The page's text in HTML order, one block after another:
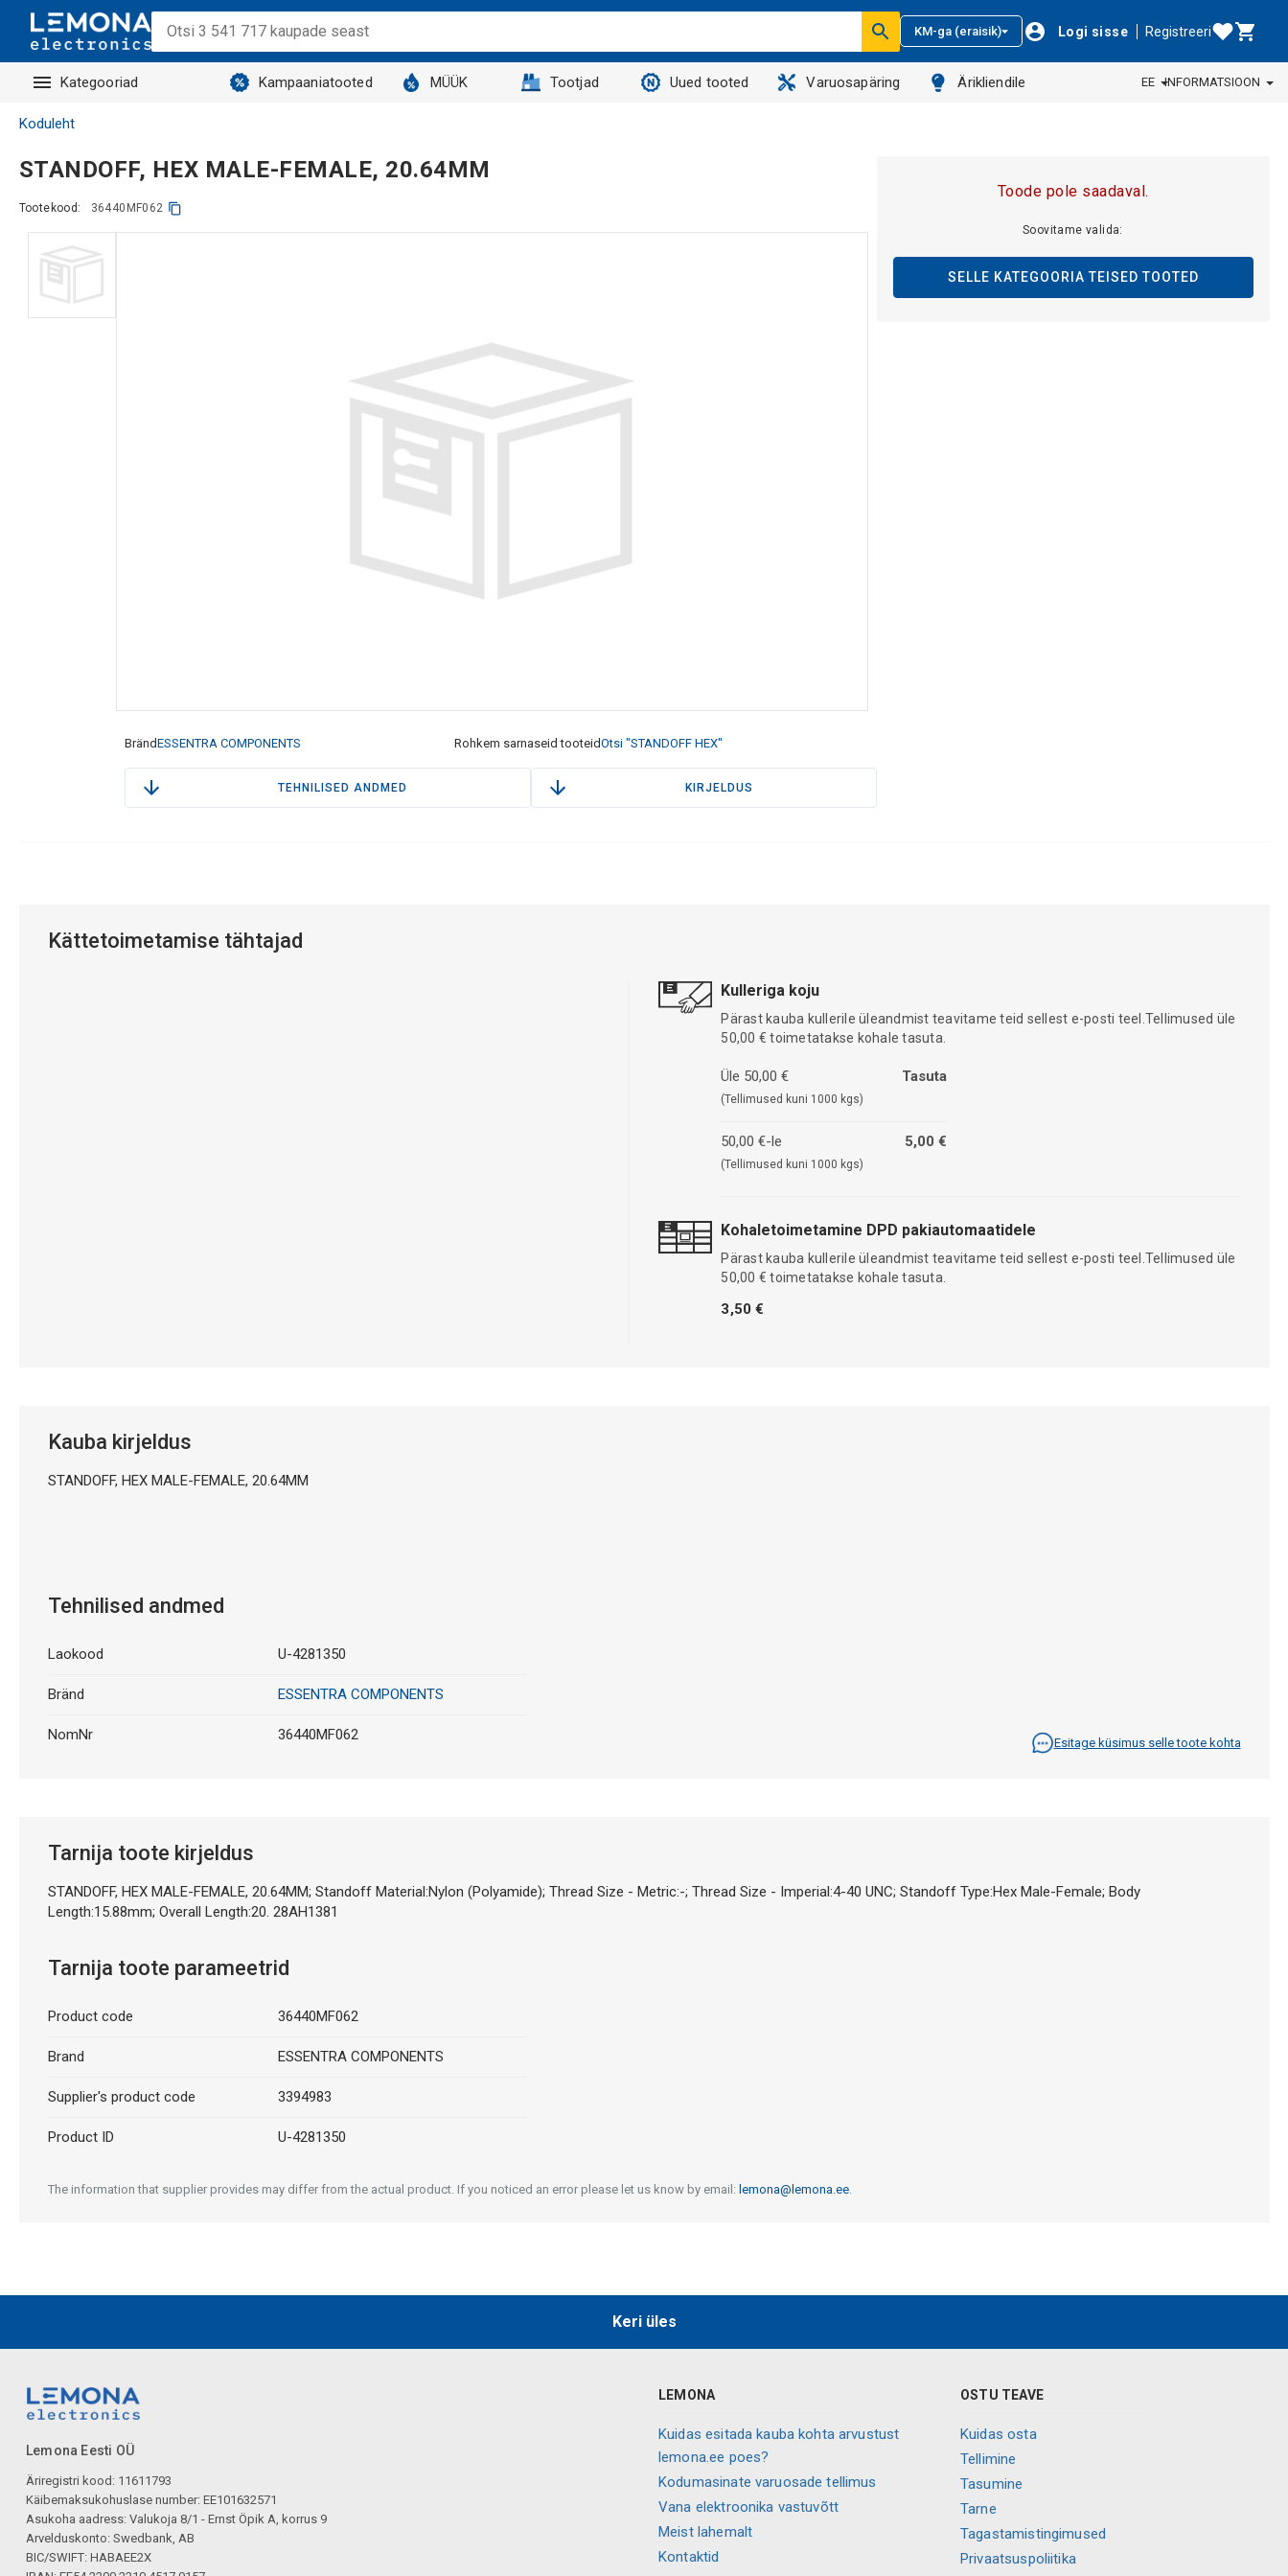
KM-ga (eraisik) Logi sisse Registreeri
Kategooriad Kampaaniatooted MÜÜK Tootjad Uued tooted Varuosapäring Ärikliendile EE INFORMATSIOON
Koduleht
STANDOFF, HEX MALE-FEMALE, 20.64MM
Tootekood: 36440MF062
BrändESSENTRA COMPONENTS Rohkem sarnaseid tooteidOtsi "STANDOFF HEX"
TEHNILISED ANDMED KIRJELDUS
Toode pole saadaval.
Soovitame valida:
SELLE KATEGOORIA TEISED TOOTED
Kättetoimetamise tähtajad
Kulleriga koju
Pärast kauba kullerile üleandmist teavitame teid sellest e-posti teel.Tellimused üle
50,00 € toimetatakse kohale tasuta.
Üle 50,00 €
(Tellimused kuni 1000 kgs)
Tasuta
50,00 €-le
(Tellimused kuni 1000 kgs)
5,00 €
Kohaletoimetamine DPD pakiautomaatidele
Pärast kauba kullerile üleandmist teavitame teid sellest e-posti teel.Tellimused üle
50,00 € toimetatakse kohale tasuta.
3,50 €
Kauba kirjeldus
STANDOFF, HEX MALE-FEMALE, 20.64MM
Tehnilised andmed
Laokood U-4281350
Bränd ESSENTRA COMPONENTS
NomNr 36440MF062 Esitage küsimus selle toote kohta
Tarnija toote kirjeldus
STANDOFF, HEX MALE-FEMALE, 20.64MM; Standoff Material:Nylon (Polyamide); Thread Size - Metric:-; Thread Size - Imperial:4-40 UNC; Standoff Type:Hex Male-Female; Body
Length:15.88mm; Overall Length:20. 28AH1381
Tarnija toote parameetrid
Product code 36440MF062
Brand ESSENTRA COMPONENTS
Supplier's product code 3394983
Product ID U-4281350
The information that supplier provides may differ from the actual product. If you noticed an error please let us know by email: lemona@lemona.ee.
Keri üles
Lemona Eesti OÜ
Äriregistri kood: 11611793
Käibemaksukohuslase number: EE101632571
Asukoha aadress: Valukoja 8/1 - Ernst Öpik A, korrus 9
Arvelduskonto: Swedbank, AB
BIC/SWIFT: HABAEE2X
LEMONA
Kuidas esitada kauba kohta arvustust
lemona.ee poes?
Kodumasinate varuosade tellimus
Vana elektroonika vastuvõtt
Meist lahemalt
Kontaktid
OSTU TEAVE
Kuidas osta
Tellimine
Tasumine
Tarne
Tagastamistingimused
Privaatsuspoliitika